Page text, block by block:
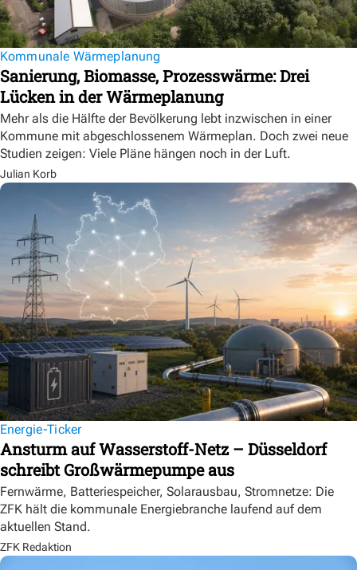
Kommunale Wärmeplanung
Sanierung, Biomasse, Prozesswärme: Drei
Lücken in der Wärmeplanung
Mehr als die Hälfte der Bevölkerung lebt inzwischen in einer
Kommune mit abgeschlossenem Wärmeplan. Doch zwei neue
Studien zeigen: Viele Pläne hängen noch in der Luft.
Julian Korb
Energie-Ticker
Ansturm auf Wasserstoff-Netz – Düsseldorf
schreibt Großwärmepumpe aus
Fernwärme, Batteriespeicher, Solarausbau, Stromnetze: Die
ZFK hält die kommunale Energiebranche laufend auf dem
aktuellen Stand.
ZFK Redaktion